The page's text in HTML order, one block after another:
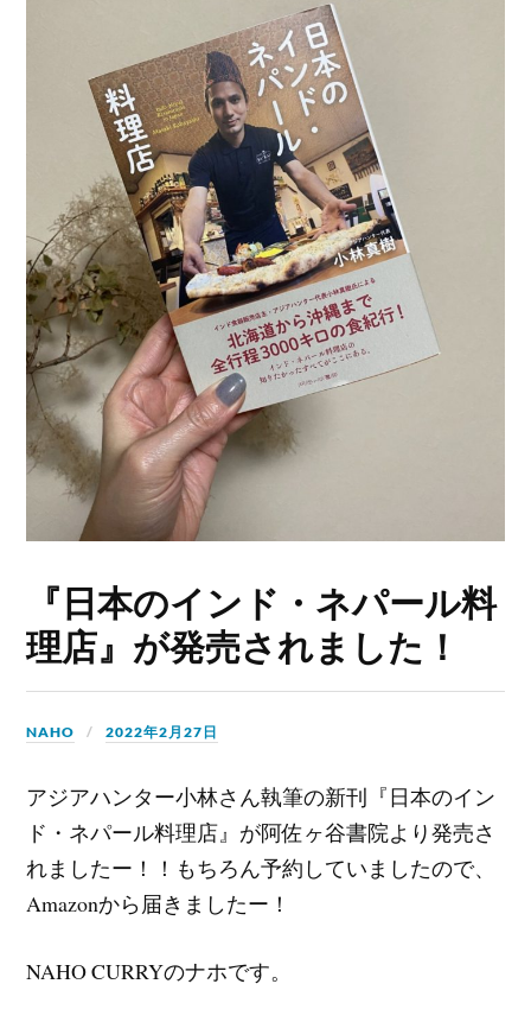
『日本のインド・ネパール料
理店』が発売されました！
NAHO 2022年2月27日
アジアハンター小林さん執筆の新刊『日本のイン
ド・ネパール料理店』が阿佐ヶ谷書院より発売さ
れましたー！！もちろん予約していましたので、
Amazonから届きましたー！
NAHO CURRYのナホです。